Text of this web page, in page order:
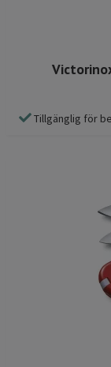
Tillgänglig för